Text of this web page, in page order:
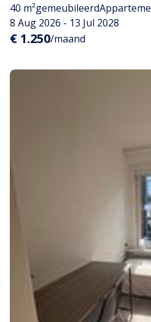
40 m²gemeubileerd
8 Aug 2026 - 13 Jul 2028
€ 1.250/maand